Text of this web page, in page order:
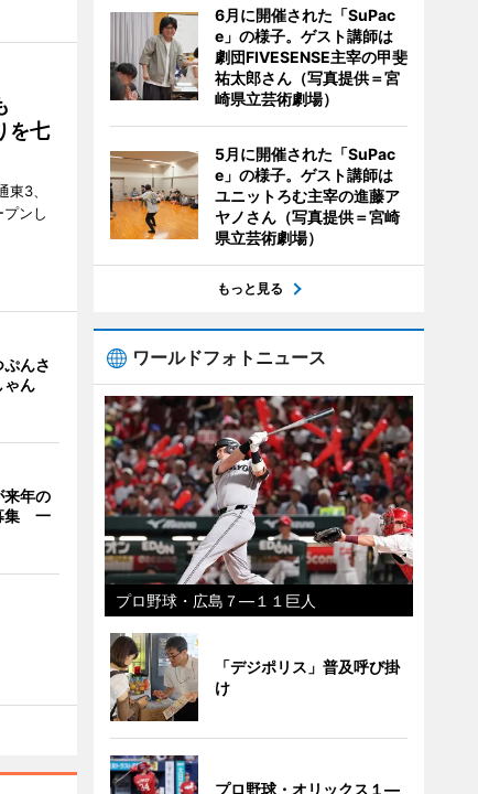
を七
東3、
ンし
んさ
ゃん
来年の
集 一
6月に開催された「SuPac
e」の様子。ゲスト講師は
劇団FIVESENSE主宰の甲斐
祐太郎さん（写真提供＝宮
崎県立芸術劇場）
5月に開催された「SuPac
e」の様子。ゲスト講師は
ユニットろむ主宰の進藤ア
ヤノさん（写真提供＝宮崎
県立芸術劇場）
もっと見る
ワールドフォトニュース
プロ野球・広島７―１１巨人
「デジポリス」普及呼び掛
け
プロ野球・オリックス１―